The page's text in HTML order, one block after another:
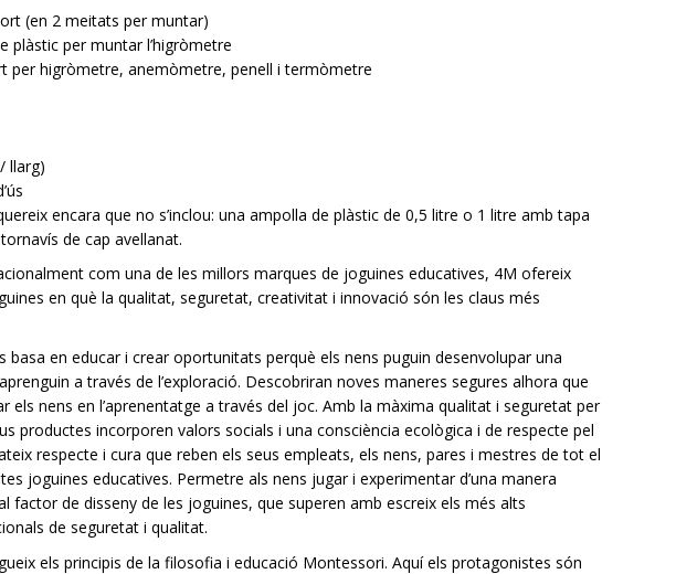
(en 2 meitats per muntar)
plàstic per muntar l’higròmetre
per higròmetre, anemòmetre, penell i termòmetre
llarg)
encara que no s’inclou: una ampolla de plàstic de 0,5 litre o 1 litre amb tapa
de cap avellanat.
com una de les millors marques de joguines educatives, 4M ofereix
en què la qualitat, seguretat, creativitat i innovació són les claus més
basa en educar i crear oportunitats perquè els nens puguin desenvolupar una
a través de l’exploració. Descobriran noves maneres segures alhora que
els nens en l’aprenentatge a través del joc. Amb la màxima qualitat i seguretat per
productes incorporen valors socials i una consciència ecològica i de respecte pel
respecte i cura que reben els seus empleats, els nens, pares i mestres de tot el
joguines educatives. Permetre als nens jugar i experimentar d’una manera
factor de disseny de les joguines, que superen amb escreix els més alts
de seguretat i qualitat.
els principis de la filosofia i educació Montessori. Aquí els protagonistes són